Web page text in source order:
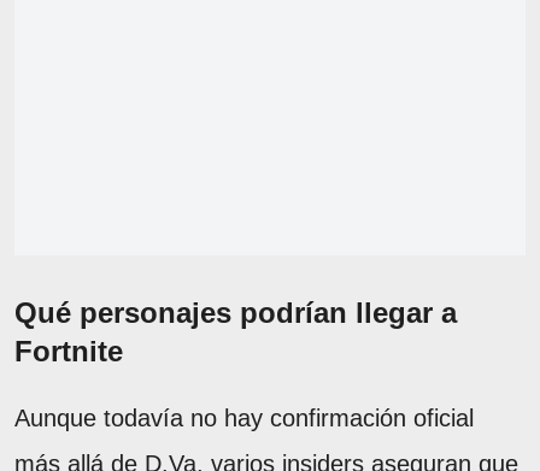
Qué personajes podrían llegar a
Fortnite
Aunque todavía no hay confirmación oficial
más allá de D.Va, varios insiders aseguran que